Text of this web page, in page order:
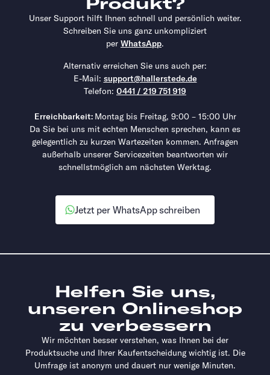
Unser Support hilft Ihnen schnell und persönlich weiter.
Schreiben Sie uns ganz unkompliziert
per WhatsApp.
Alternativ erreichen Sie uns auch per:
E-Mail: support@hallerstede.de
Telefon: 0441 / 219 751 919
Erreichbarkeit: Montag bis Freitag, 9:00 – 15:00 Uhr
Da Sie bei uns mit echten Menschen sprechen, kann es
gelegentlich zu kurzen Wartezeiten kommen. Anfragen
außerhalb unserer Servicezeiten beantworten wir
schnellstmöglich am nächsten Werktag.
Jetzt per WhatsApp schreiben
Helfen Sie uns,
unseren Onlineshop
zu verbessern
Wir möchten besser verstehen, was Ihnen bei der
Produktsuche und Ihrer Kaufentscheidung wichtig ist. Die
Umfrage ist anonym und dauert nur wenige Minuten.